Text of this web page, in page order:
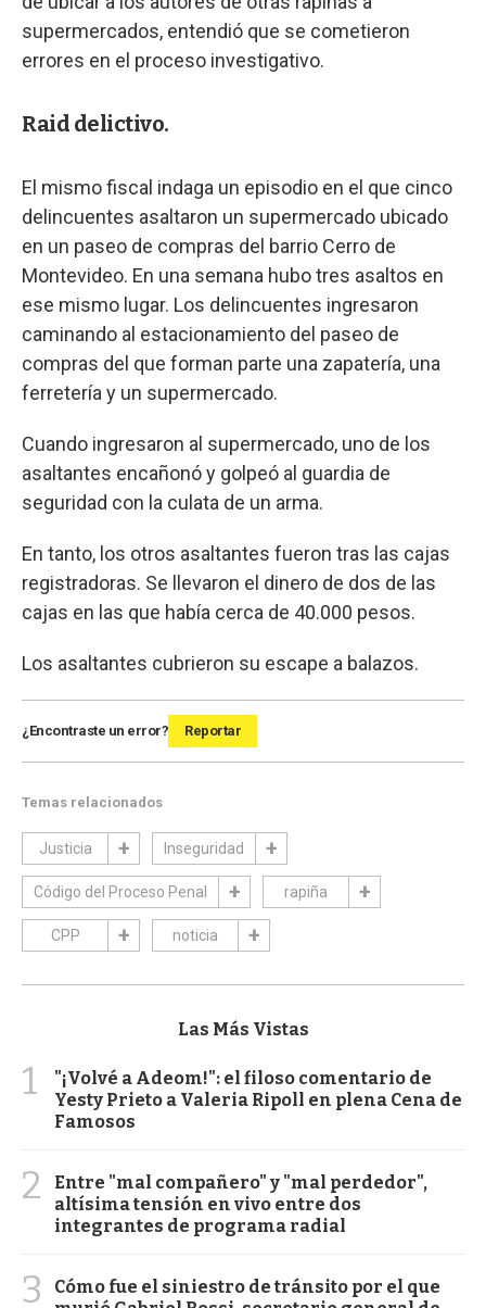
supermercados, entendió que se cometieron
errores en el proceso investigativo.
Raid delictivo.
El mismo fiscal indaga un episodio en el que cinco
delincuentes asaltaron un supermercado ubicado
en un paseo de compras del barrio Cerro de
Montevideo. En una semana hubo tres asaltos en
ese mismo lugar. Los delincuentes ingresaron
caminando al estacionamiento del paseo de
compras del que forman parte una zapatería, una
ferretería y un supermercado.
Cuando ingresaron al supermercado, uno de los
asaltantes encañonó y golpeó al guardia de
seguridad con la culata de un arma.
En tanto, los otros asaltantes fueron tras las cajas
registradoras. Se llevaron el dinero de dos de las
cajas en las que había cerca de 40.000 pesos.
Los asaltantes cubrieron su escape a balazos.
¿Encontraste un error? Reportar
Temas relacionados
Justicia Inseguridad
Código del Proceso Penal rapiña
CPP noticia
Las Más Vistas
1
"¡Volvé a Adeom!": el filoso comentario de
Yesty Prieto a Valeria Ripoll en plena Cena de
Famosos
2
Entre "mal compañero" y "mal perdedor",
altísima tensión en vivo entre dos
integrantes de programa radial
3
Cómo fue el siniestro de tránsito por el que